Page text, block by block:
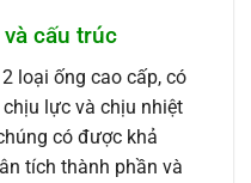
cấu trúc
loại ống cao cấp, có
lực và chịu nhiệt
có được khả
tích thành phần và